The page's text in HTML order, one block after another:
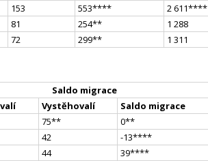
153 553**** 2 611****
81 254**
1 288
72 299**
1 311
Saldo migrace
Vystěhovalí
Saldo migrace
75** 0**
42 -13****
44 39****